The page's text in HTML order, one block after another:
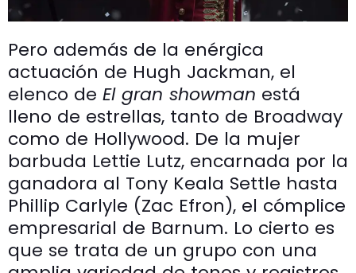
Pero además de la enérgica
actuación de Hugh Jackman, el
elenco de El gran showman está
lleno de estrellas, tanto de Broadway
como de Hollywood. De la mujer
barbuda Lettie Lutz, encarnada por la
ganadora al Tony Keala Settle hasta
Phillip Carlyle (Zac Efron), el cómplice
empresarial de Barnum. Lo cierto es
que se trata de un grupo con una